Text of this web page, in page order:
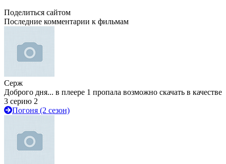
Поделиться сайтом
Последние комментарии к фильмам
Серж
Доброго дня... в плеере 1 пропала возможно скачать в качестве
3 серию 2
Погоня (2 сезон)